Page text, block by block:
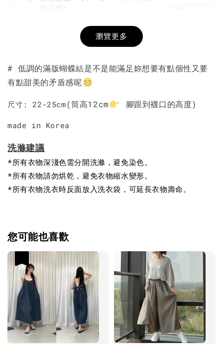
+NT$ 190
-
瀏覽更多
# 低調的滿版蝴蝶結是不是能滿足妳想要有點個性又要
有點甜美的矛盾感呢
尺寸: 22-25cm(筒高12cm 腳跟到襪口的高度)
made in Korea
洗滌建議
*所有衣物深淺色需分開洗滌，避免染色。
*所有衣物請勿烘乾，避免衣物縮水變形。
*所有衣物洗衣時反面放入洗衣袋，可延長衣物壽命。
您可能也喜歡